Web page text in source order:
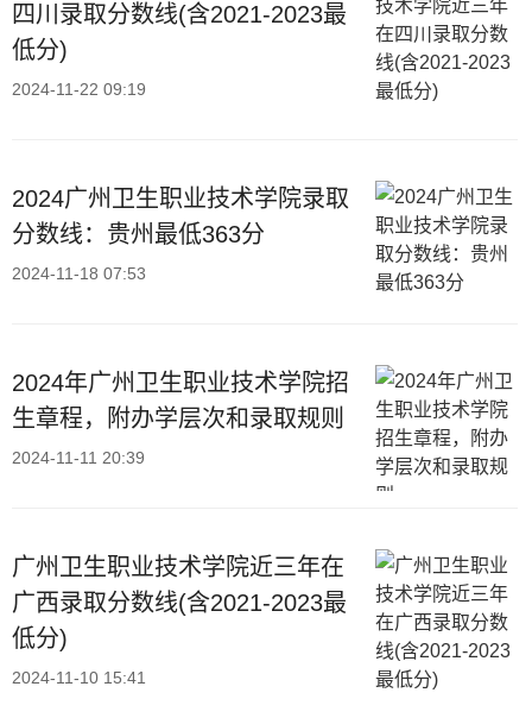
四川录取分数线(含2021-2023最
低分)
2024-11-22 09:19
2024广州卫生职业技术学院录取
分数线：贵州最低363分
2024-11-18 07:53
2024年广州卫生职业技术学院招
生章程，附办学层次和录取规则
2024-11-11 20:39
广州卫生职业技术学院近三年在
广西录取分数线(含2021-2023最
低分)
2024-11-10 15:41